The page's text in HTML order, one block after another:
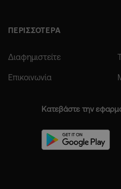
ΠΕΡΙΣΣΟΤΕΡΑ
Διαφημιστείτε
Επικοινωνία
Κατεβάστε την